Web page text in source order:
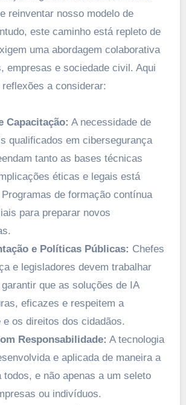
reinventar nosso modelo de
este caminho está repleto de
uma abordagem colaborativa
empresas e sociedade civil. Aqui
a considerar:
Capacitação: A necessidade de
qualificados em cibersegurança
tanto as bases técnicas
éticas e legais está
de formação contínua
para preparar novos
e Políticas Públicas: Chefes
e legisladores devem trabalhar
que as soluções de IA
eficazes e respeitem a
e os direitos dos cidadãos.
Responsabilidade: A tecnologia
e aplicada de maneira a
todos, e não apenas a um seleto
ou indivíduos.